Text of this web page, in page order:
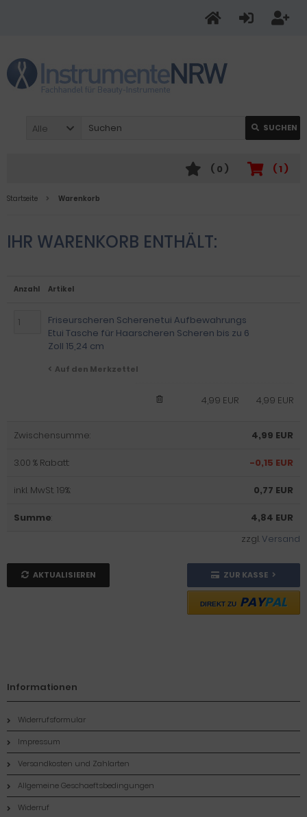
Alle SUCHEN
( 1 )
( 0 )
Startseite Warenkorb
IHR WARENKORB ENTHÄLT:
Anzahl Artikel
Friseurscheren Scherenetui Aufbewahrungs
Etui Tasche für Haarscheren Scheren bis zu 6
Zoll 15,24 cm
Auf den Merkzettel
4,99 EUR
4,99 EUR
Zwischensumme: 4,99 EUR
3.00 % Rabatt: -0,15 EUR
inkl. MwSt. 19%: 0,77 EUR
Summe:
4,84 EUR
zzgl.Versand
AKTUALISIEREN ZUR KASSE
DIREKT ZU PAYPAL
Informationen
Widerrufsformular
Impressum
Versandkosten und Zahlarten
Allgemeine Geschaeftsbedingungen
Widerruf